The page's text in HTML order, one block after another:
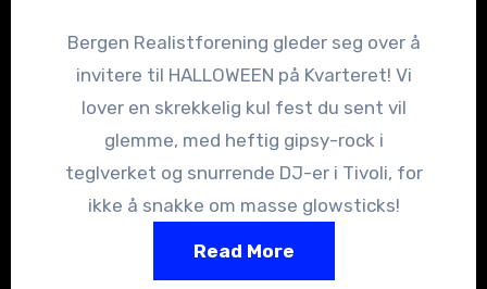
Bergen Realistforening gleder seg over å
invitere til HALLOWEEN på Kvarteret! Vi
lover en skrekkelig kul fest du sent vil
glemme, med heftig gipsy-rock i
teglverket og snurrende DJ-er i Tivoli, for
ikke å snakke om masse glowsticks!
Read More